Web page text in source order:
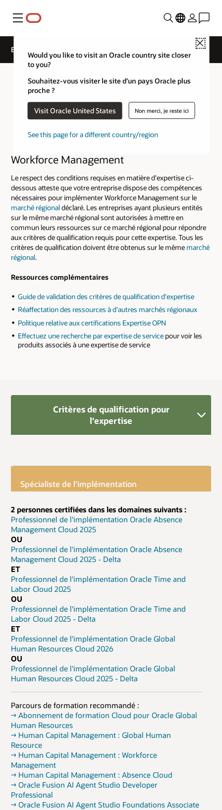
Menu
Close
Would you like to visit an Oracle country site closer
to you?
Souhaitez-vous visiter le site d’un pays Oracle plus
proche ?
Visit Oracle United States Non merci, je reste ici
See this page for a different country/region
Expertise de niveau Service Cloud
Workforce Management
Le respect des conditions requises en matière d'expertise ci-
dessous atteste que votre entreprise dispose des compétences
nécessaires pour implémenter Workforce Management sur le
marché régionaldéclaré. Les entreprises ayant plusieurs entités
sur le même marché régional sont autorisées à mettre en
commun leurs ressources sur ce marché régional pour répondre
aux critères de qualification requis pour cette expertise. Tous les
critères de qualification doivent être obtenus sur le même marché
régional.
Ressources complémentaires
Guide de validation des critères de qualification d'expertise
Réaffectation des ressources à d'autres marchés régionaux
Politique relative aux certifications Expertise OPN
Effectuez une recherche par expertise de service pour voir les
produits associés à une expertise de service
Critères de qualification pour
l'expertise
Spécialiste de l'implémentation
2 personnes certifiées dans les domaines suivants :
Professionnel de l'implémentation Oracle Absence
Management Cloud 2025
OU
Professionnel de l'implémentation Oracle Absence
Management Cloud 2025 - Delta
ET
Professionnel de l'implémentation Oracle Time and
Labor Cloud 2025
OU
Professionnel de l'implémentation Oracle Time and
Labor Cloud 2025 - Delta
ET
Professionnel de l'implémentation Oracle Global
Human Resources Cloud 2026
OU
Professionnel de l'implémentation Oracle Global
Human Resources Cloud 2025 - Delta
Parcours de formation recommandé :
→ Abonnement de formation Cloud pour Oracle Global
Human Resources
→ Human Capital Management : Global Human
Resource
→ Human Capital Management : Workforce
Management
→ Human Capital Management : Absence Cloud
→ Oracle Fusion AI Agent Studio Developer
Professional
→ Oracle Fusion AI Agent Studio Foundations Associate